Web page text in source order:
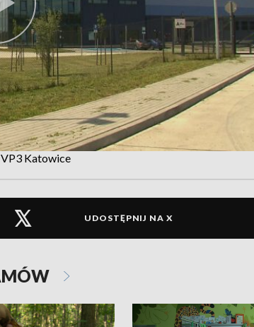
Katowice
UDOSTĘPNIJ NA X